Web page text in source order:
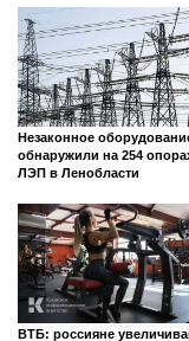
Незаконное
обнаружили на 254
ЛЭП в Ленобласти
ВТБ: россияне